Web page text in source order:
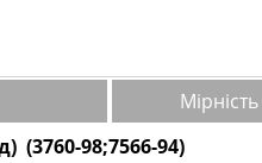
Мірність
(3760-98;7566-94)